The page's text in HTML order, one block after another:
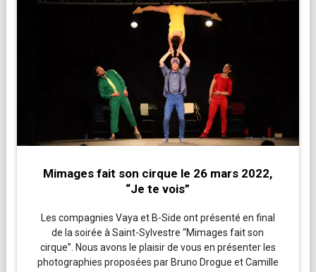
Mimages fait son cirque le 26 mars 2022,
“Je te vois”
Les compagnies Vaya et B-Side ont présenté en final
de la soirée à Saint-Sylvestre “Mimages fait son
cirque”. Nous avons le plaisir de vous en présenter les
photographies proposées par Bruno Drogue et Camille